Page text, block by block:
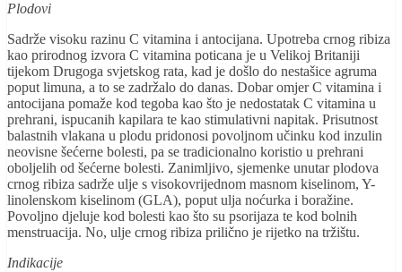
Plodovi
Sadrže visoku razinu C vitamina i antocijana. Upotreba crnog ribiza
kao prirodnog izvora C vitamina poticana je u Velikoj Britaniji
tijekom Drugoga svjetskog rata, kad je došlo do nestašice agruma
poput limuna, a to se zadržalo do danas. Dobar omjer C vitamina i
antocijana pomaže kod tegoba kao što je nedostatak C vitamina u
prehrani, ispucanih kapilara te kao stimulativni napitak. Prisutnost
balastnih vlakana u plodu pridonosi povoljnom učinku kod inzulin
neovisne šećerne bolesti, pa se tradicionalno koristio u prehrani
oboljelih od šećerne bolesti. Zanimljivo, sjemenke unutar plodova
crnog ribiza sadrže ulje s visokovrijednom masnom kiselinom, Y-
linolenskom kiselinom (GLA), poput ulja noćurka i boražine.
Povoljno djeluje kod bolesti kao što su psorijaza te kod bolnih
menstruacija. No, ulje crnog ribiza prilično je rijetko na tržištu.
Indikacije